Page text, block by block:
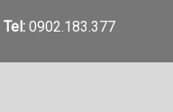
Tel: 0902.183.377